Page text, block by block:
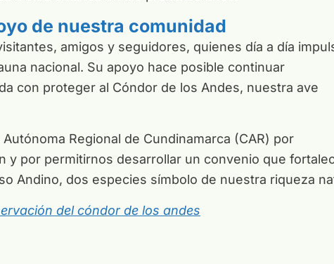
de nuestra comunidad
amigos y seguidores, quienes día a día
nacional. Su apoyo hace posible continuar
con proteger al Cóndor de los Andes, nuestra ave
Regional de Cundinamarca (CAR) por
y por permitirnos desarrollar un convenio que
Andino, dos especies símbolo de nuestra riqueza
del cóndor de los andes